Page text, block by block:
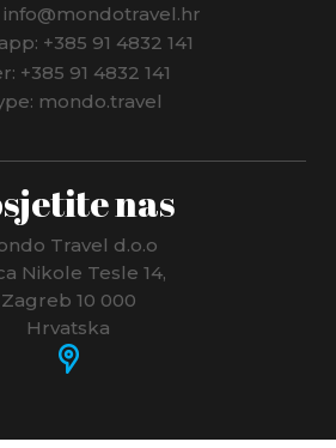
info@mondotravel.hr
+385 91 4832 141
+385 91 4832 141
mondo.travel
nas
Travel d.o.o
Nikole Tesle 14,
Zagreb 10 000
Hrvatska